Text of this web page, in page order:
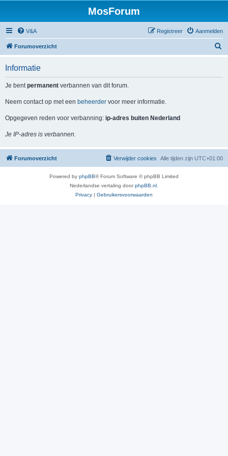
MosForum
V&A Aanmelden
Registreer
Forumoverzicht
Informatie
Je bentpermanent verbannen van dit forum.
Neem contact op met een beheerder voor meer informatie.
Opgegeven reden voor verbanning: ip-adres buiten Nederland
Je IP-adres is verbannen.
Forumoverzicht Alle tijden zijn UTC+01:00
Verwijder cookies
Powered by phpBB® Forum Software © phpBB Limited
Nederlandse vertaling doorphpBB.nl
Privacy | Gebruikersvoorwaarden